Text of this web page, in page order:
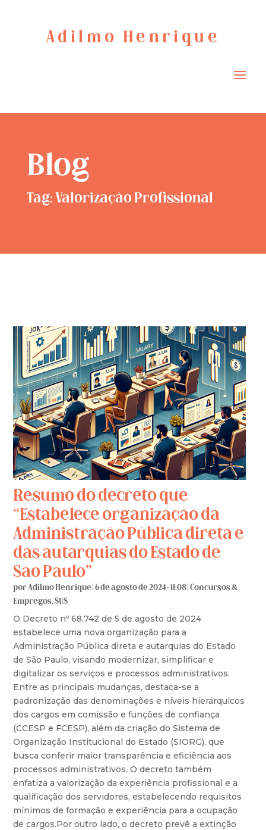
Adilmo Henrique
Blog
Tag: Valorização Profissional
Resumo do decreto que
“Estabelece organização da
Administração Pública direta e
das autarquias do Estado de
São Paulo”
porAdilmo Henrique |6 de agosto de 2024 - 11:08 |Concursos &
Empregos,SUS
O Decreto nº 68.742 de 5 de agosto de 2024
estabelece uma nova organização para a
Administração Pública direta e autarquias do Estado
de São Paulo, visando modernizar, simplificar e
digitalizar os serviços e processos administrativos.
Entre as principais mudanças, destaca-se a
padronização das denominações e níveis hierárquicos
dos cargos em comissão e funções de confiança
(CCESP e FCESP), além da criação do Sistema de
Organização Institucional do Estado (SIORG), que
busca conferir maior transparência e eficiência aos
processos administrativos. O decreto também
enfatiza a valorização da experiência profissional e a
qualificação dos servidores, estabelecendo requisitos
mínimos de formação e experiência para a ocupação
de cargos.Por outro lado, o decreto prevê a extinção